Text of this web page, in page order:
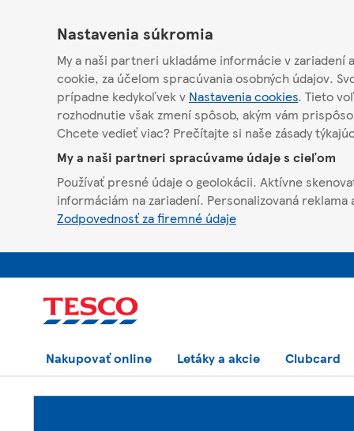
Nastavenia súkromia
My a naši partneri ukladáme informácie v
cookie, za účelom spracúvania osobných údajov.
prípadne kedykoľvek v Nastavenia cookies. Tieto
rozhodnutie však zmení spôsob, akým vám
Chcete vedieť viac? Prečítajte si naše zásady
My a naši partneri spracúvame údaje s cieľom
Používať presné údaje o geolokácii. Aktívne
informáciám na zariadení. Personalizovaná
Zodpovednosť za firemné údaje
Nakupovať online Letáky a akcie Clubcard